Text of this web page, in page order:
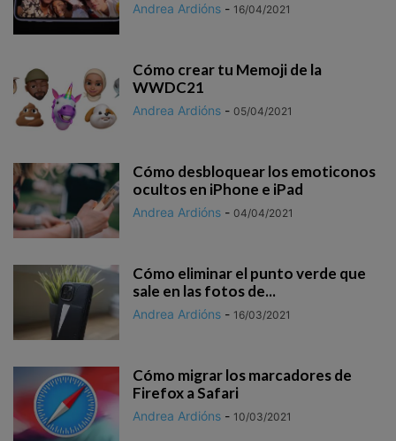
Andrea Ardións - 16/04/2021
Cómo crear tu Memoji de la
WWDC21
Andrea Ardións - 05/04/2021
Cómo desbloquear los emoticonos
ocultos en iPhone e iPad
Andrea Ardións - 04/04/2021
Cómo eliminar el punto verde que
sale en las fotos de...
Andrea Ardións - 16/03/2021
Cómo migrar los marcadores de
Firefox a Safari
Andrea Ardións - 10/03/2021